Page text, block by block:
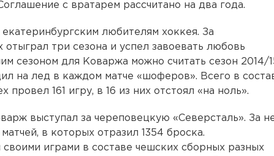
с вратарем рассчитано на два года.
любителям хоккея. За
отыграл три сезона и успел завоевать любовь
сезоном для Коваржа можно считать сезон 2014/
на лед в каждом матче «шоферов». Всего в
провел 161 игру, в 16 из них отстоял «на ноль».
выступал за череповецкую «Северсталь». За
в которых отразил 1354 броска.
своими играми в составе чешских сборных разных